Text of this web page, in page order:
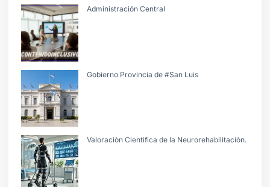
Administración Central
Gobierno Provincia de #San Luis
Valoraciòn Cientifica de la Neurorehabilitaciòn.